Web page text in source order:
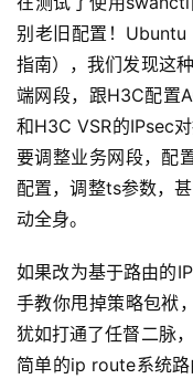
别老旧配置！
指南），我们发现这
端网段，跟H3C配置
和H3C VSR的IPsec
要调整业务网段，配
配置，调整ts参数，
动全身。
如果改为基于路由的
手教你甩掉策略包袱
犹如打通了任督二脉
简单的ip route系统